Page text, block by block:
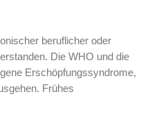
beruflicher oder
Die WHO und die
Erschöpfungssyndrome,
Frühes